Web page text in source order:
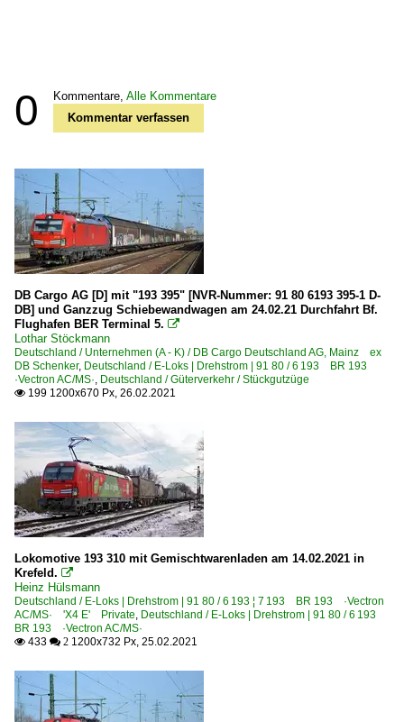
0 Kommentare, Alle Kommentare
Kommentar verfassen
DB Cargo AG [D] mit "193 395" [NVR-Nummer: 91 80 6193 395-1 D-
DB] und Ganzzug Schiebewandwagen am 24.02.21 Durchfahrt Bf.
Flughafen BER Terminal 5. 
Lothar Stöckmann
Deutschland / Unternehmen (A - K) / DB Cargo Deutschland AG, Mainz ex
DB Schenker, Deutschland / E-Loks | Drehstrom | 91 80 / 6 193 BR 193
·Vectron AC/MS·, Deutschland / Güterverkehr / Stückgutzüge
 199 1200x670 Px, 26.02.2021
Lokomotive 193 310 mit Gemischtwarenladen am 14.02.2021 in
Krefeld. 
Heinz Hülsmann
Deutschland / E-Loks | Drehstrom | 91 80 / 6 193 ¦ 7 193 BR 193 ·Vectron
AC/MS· 'X4 E' Private, Deutschland / E-Loks | Drehstrom | 91 80 / 6 193
BR 193 ·Vectron AC/MS·
 433  2 1200x732 Px, 25.02.2021